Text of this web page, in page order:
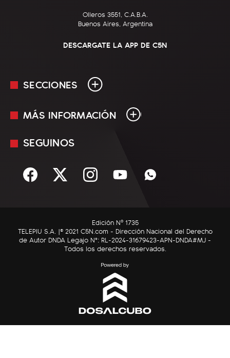
Olleros 3551, C.A.B.A.
Buenos Aires, Argentina
DESCARGATE LA APP DE C5N
SECCIONES
En Vivo
Sociedad
C5N Autos
RatingCero
MÁS INFORMACIÓN
Mediakit
Términos y condiciones
SEGUINOS
Edición Nº 1735
TELEPIU S.A. |© 2021 C5N.com - Dirección Nacional del Derecho
de Autor DNDA Legajo N°: RL-2024-31679423-APN-DNDA#MJ -
Todos los derechos reservados.